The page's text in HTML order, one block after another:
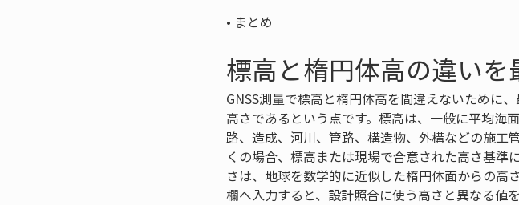
• まとめ
標高と楕円体高の違いを
GNSS測量で標高と楕円体高を間違えないために
高さであるという点です。標高は、一般に平均海
路、造成、河川、管路、構造物、外構などの施工
くの場合、標高または現場で合意された高さ基準
さは、地球を数学的に近似した楕円体面からの高
欄へ入力すると、設計照合に使う高さと異なる値